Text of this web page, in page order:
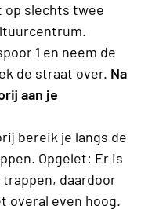
slechts twee
1 en neem de
de straat over. Na
aan je
bereik je langs de
Opgelet: Er is
daardoor
overal even hoog.